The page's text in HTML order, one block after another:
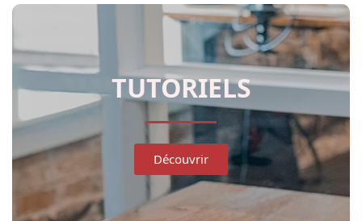
TUTORIELS​
Découvrir